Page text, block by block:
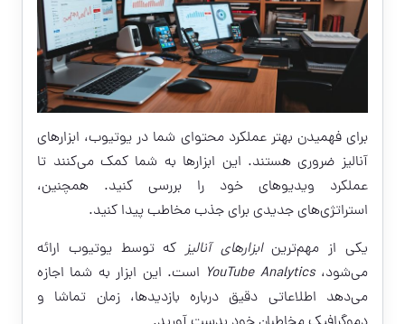
برای فهمیدن بهتر عملکرد محتوای شما در یوتیوب، ابزارهای
آنالیز ضروری هستند. این ابزارها به شما کمک می‌کنند تا
عملکرد ویدیوهای خود را بررسی کنید. همچنین،
استراتژی‌های جدیدی برای جذب مخاطب پیدا کنید.
یکی از مهم‌ترینابزارهای آنالیزکه توسط یوتیوب ارائه
می‌شود،YouTube Analytics است. این ابزار به شما اجازه
می‌دهد اطلاعاتی دقیق درباره بازدیدها، زمان تماشا و